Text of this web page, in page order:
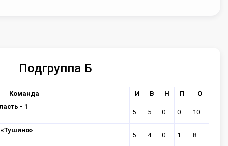
Подгруппа Б
Команда И В Н П
О
- 1
5 5 0 0 10
5 4 0 1 8